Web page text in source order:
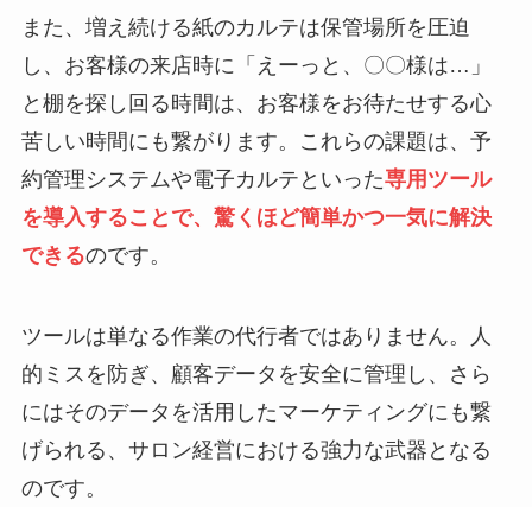
また、増え続ける紙のカルテは保管場所を圧迫
し、お客様の来店時に「えーっと、〇〇様は…」
と棚を探し回る時間は、お客様をお待たせする心
苦しい時間にも繋がります。これらの課題は、予
約管理システムや電子カルテといった専用ツール
を導入することで、驚くほど簡単かつ一気に解決
できるのです。
ツールは単なる作業の代行者ではありません。人
的ミスを防ぎ、顧客データを安全に管理し、さら
にはそのデータを活用したマーケティングにも繋
げられる、サロン経営における強力な武器となる
のです。